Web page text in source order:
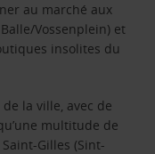
au marché aux
Vossenplein) et
insolites du
la ville, avec de
multitude de
Gilles (Sint-